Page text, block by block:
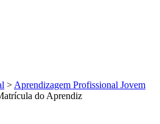
> Aprendizagem Profissional Jovem
do Aprendiz